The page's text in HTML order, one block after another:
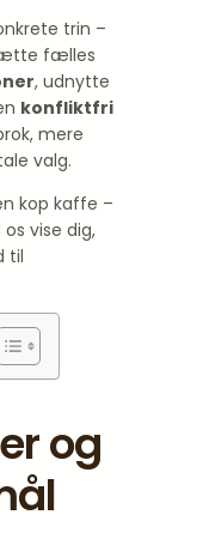
trin –
fælles
, udnytte
konfliktfri
mere
valg.
kop kaffe –
vise dig,
til
og